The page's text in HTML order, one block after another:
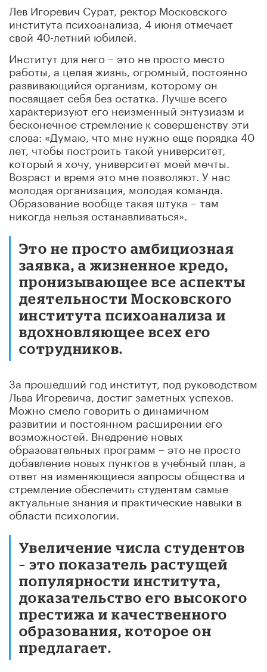
Лев Игоревич Сурат, ректор Московского
института психоанализа, 4 июня отмечает
свой 40-летний юбилей.
Институт для него – это не просто место
работы, а целая жизнь, огромный, постоянно
развивающийся организм, которому он
посвящает себя без остатка. Лучше всего
характеризуют его неизменный энтузиазм и
бесконечное стремление к совершенству эти
слова: «Думаю, что мне нужно еще порядка 40
лет, чтобы построить такой университет,
который я хочу, университет моей мечты.
Возраст и время это мне позволяют. У нас
молодая организация, молодая команда.
Образование вообще такая штука – там
никогда нельзя останавливаться».
Это не просто амбициозная
заявка, а жизненное кредо,
пронизывающее все аспекты
деятельности Московского
института психоанализа и
вдохновляющее всех его
сотрудников.
За прошедший год институт, под руководством
Льва Игоревича, достиг заметных успехов.
Можно смело говорить о динамичном
развитии и постоянном расширении его
возможностей. Внедрение новых
образовательных программ – это не просто
добавление новых пунктов в учебный план, а
ответ на изменяющиеся запросы общества и
стремление обеспечить студентам самые
актуальные знания и практические навыки в
области психологии.
Увеличение числа студентов
– это показатель растущей
популярности института,
доказательство его высокого
престижа и качественного
образования, которое он
предлагает.